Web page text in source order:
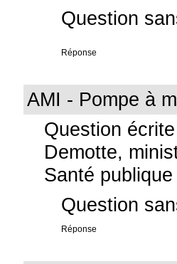
Question
Réponse
AMI - Pompe à
Question
Demotte,
Santé publique
Question
Réponse